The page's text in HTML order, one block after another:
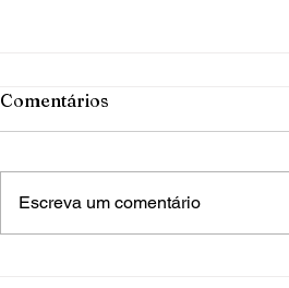
Comentários
Escreva um comentário